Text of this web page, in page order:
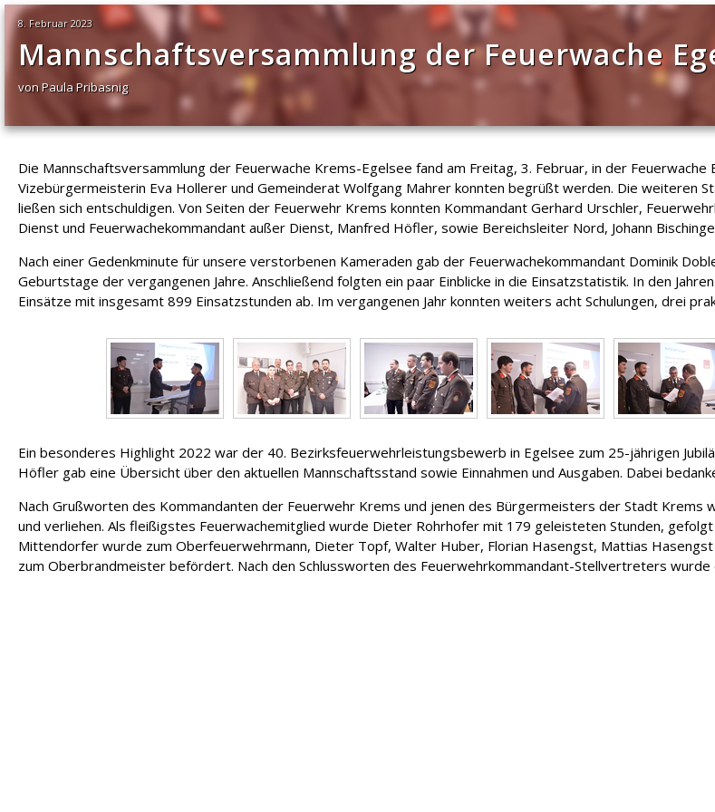
8. Februar 2023
Mannschaftsversammlung der Feuerwache
von Paula Pribasnig
Die Mannschaftsversammlung der Feuerwache Krems-Egelsee fand am Freitag, 3. Februar, in der
Vizebürgermeisterin Eva Hollerer und Gemeinderat Wolfgang Mahrer konnten begrüßt werden. Die weiteren
ließen sich entschuldigen. Von Seiten der Feuerwehr Krems konnten Kommandant Gerhard Urschler,
Dienst und Feuerwachekommandant außer Dienst, Manfred Höfler, sowie Bereichsleiter Nord, Johann
Nach einer Gedenkminute für unsere verstorbenen Kameraden gab der Feuerwachekommandant Dominik
Geburtstage der vergangenen Jahre. Anschließend folgten ein paar Einblicke in die Einsatzstatistik. In den
Einsätze mit insgesamt 899 Einsatzstunden ab. Im vergangenen Jahr konnten weiters acht Schulungen, drei
Ein besonderes Highlight 2022 war der 40. Bezirksfeuerwehrleistungsbewerb in Egelsee zum 25-jährigen
Höfler gab eine Übersicht über den aktuellen Mannschaftsstand sowie Einnahmen und Ausgaben. Dabei
Nach Grußworten des Kommandanten der Feuerwehr Krems und jenen des Bürgermeisters der Stadt Krems
und verliehen. Als fleißigstes Feuerwachemitglied wurde Dieter Rohrhofer mit 179 geleisteten Stunden,
Mittendorfer wurde zum Oberfeuerwehrmann, Dieter Topf, Walter Huber, Florian Hasengst, Mattias
zum Oberbrandmeister befördert. Nach den Schlussworten des Feuerwehrkommandant-Stellvertreters wurde